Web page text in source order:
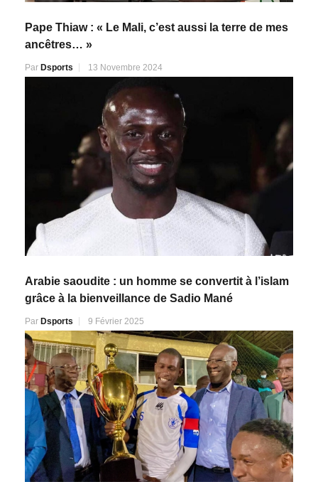
Pape Thiaw : « Le Mali, c’est aussi la terre de mes
ancêtres… »
Par Dsports 13 Novembre 2024
Arabie saoudite : un homme se convertit à l’islam
grâce à la bienveillance de Sadio Mané
Par Dsports 9 Février 2025